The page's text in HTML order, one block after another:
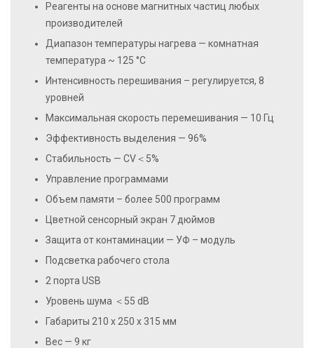
Реагенты на основе магнитных частиц любых
производителей
Диапазон температуры нагрева — комнатная
температура ~ 125 °С
Интенсивность перешивания – регулируется, 8
уровней
Максимальная скорость перемешивания — 10 Гц
Эффективность выделения — 96%
Стабильность — CV＜5%
Управление программами
Объем памяти – более 500 программ
Цветной сенсорный экран 7 дюймов
Защита от контаминации — УФ – модуль
Подсветка рабочего стола
2 порта USB
Уровень шума ＜ 55 dB
Габариты 210 х 250 х 315 мм
Вес — 9 кг